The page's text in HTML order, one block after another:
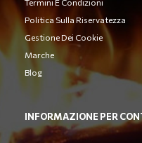
Termini E Condizioni
Politica Sulla Riservatezza
Gestione Dei Cookie
Marche
Blog
INFORMAZIONE PER